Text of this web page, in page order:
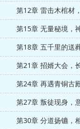
第12章 雷击木棺材
第15章 无量秘境，
第18章 五千里的送
第21章 招婿大会，
第24章 再遇青铜古
第27章 叛徒现身，
第30章 分道扬镳，